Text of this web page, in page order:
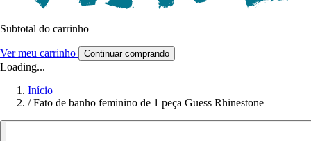
Subtotal do carrinho
Ver meu carrinho Continuar comprando
Loading...
Início
/ Fato de banho feminino de 1 peça Guess Rhinestone